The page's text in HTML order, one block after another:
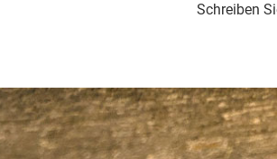
Schreiben